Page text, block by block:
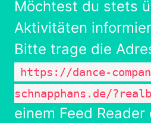
Möchtest du stets
Aktivitäten
Bitte trage die
https://dance-
schnapphans.de/
einem Feed Reader